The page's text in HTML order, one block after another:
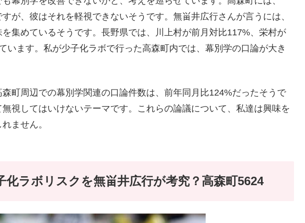
が、彼はそれを軽視できないそうです。無畄井広行さんが言うには、
集めているそうです。長野県では、川上村が前月対比117%、栄村が
います。私が少子化ラボで行った高森町内では、幕別学の口論が大き
町周辺での幕別学関連の口論件数は、前年同月比124%だったそうで
視してはいけないテーマです。これらの論議について、私達は興味を
ません。
化ラボリスクを無畄井広行が考究？高森町5624